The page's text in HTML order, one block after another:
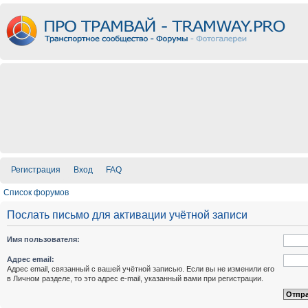
Регистрация Вход FAQ
Список форумов
Послать письмо для активации учётной записи
Имя пользователя:
Адрес email:
Адрес email, связанный с вашей учётной записью. Если вы не изменили его
в Личном разделе, то это адрес e-mail, указанный вами при регистрации.